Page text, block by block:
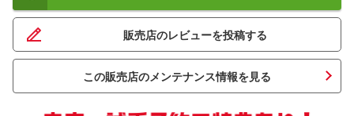
販売店のレビューを投稿する
この販売店のメンテナンス情報を見る